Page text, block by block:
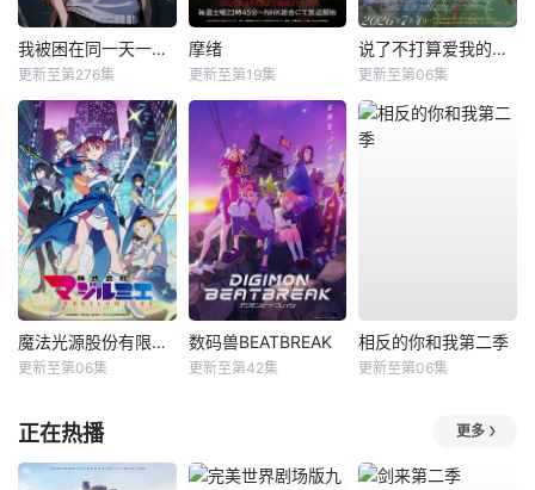
我被困在同一天一千年动态漫
更新至第276集
摩绪
更新至第19集
说了不打算爱我的公爵继承人，不知为何对我宠爱有加
更新至第06集
魔法光源股份有限公司第二季
更新至第06集
数码兽BEATBREAK
更新至第42集
相反的你和我第二季
更新至第06集
正在热播 更多